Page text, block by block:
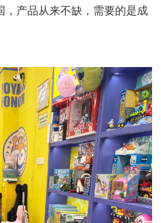
，产品从来不缺，需要的是成